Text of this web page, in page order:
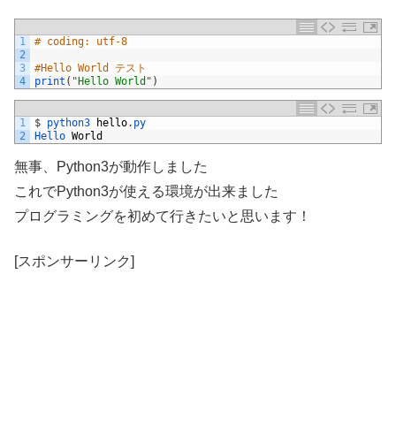
1
2
3
4
# coding: utf-8
#Hello World テスト
print ( "Hello World" )
1
2
$ python3 hello. py
Hello World
無事、Python3が動作しました
これでPython3が使える環境が出来ました
プログラミングを初めて行きたいと思います！
[スポンサーリンク]